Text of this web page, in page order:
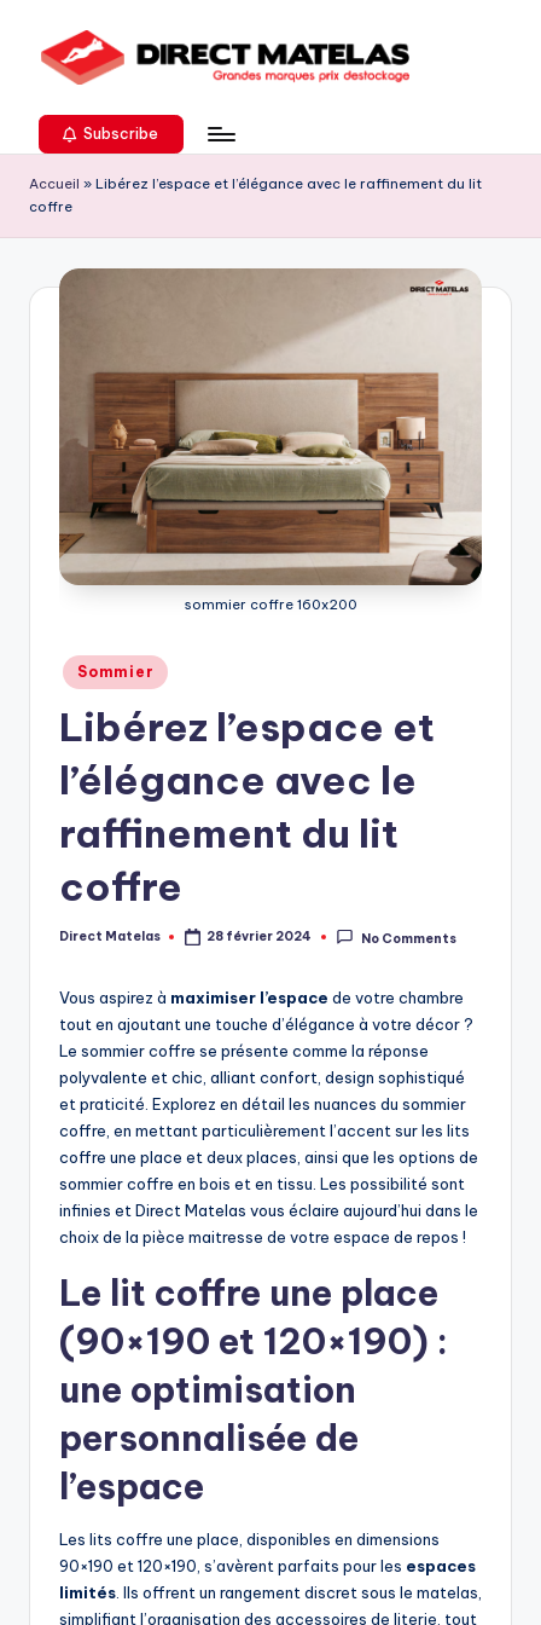
Subscribe
Accueil » Libérez l’espace et l’élégance avec le raffinement du lit
coffre
sommier coffre 160x200
Sommier
Libérez l’espace et
l’élégance avec le
raffinement du lit
coffre
Direct Matelas 28 février 2024 No Comments
Vous aspirez à maximiser l’espace de votre chambre
tout en ajoutant une touche d’élégance à votre décor ?
Le sommier coffre se présente comme la réponse
polyvalente et chic, alliant confort, design sophistiqué
et praticité. Explorez en détail les nuances du sommier
coffre, en mettant particulièrement l’accent sur les lits
coffre une place et deux places, ainsi que les options de
sommier coffre en bois et en tissu. Les possibilité sont
infinies et Direct Matelas vous éclaire aujourd’hui dans le
choix de la pièce maitresse de votre espace de repos !
Le lit coffre une place
(90×190 et 120×190) :
une optimisation
personnalisée de
l’espace
Les lits coffre une place, disponibles en dimensions
90×190 et 120×190, s’avèrent parfaits pour les espaces
limités. Ils offrent un rangement discret sous le matelas,
simplifiant l’organisation des accessoires de literie, tout